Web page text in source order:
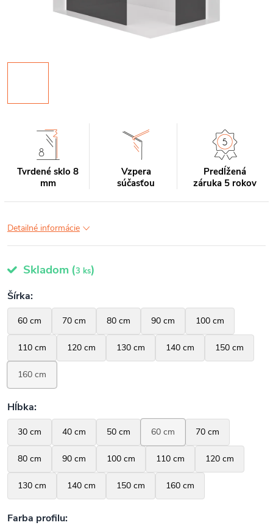
Tvrdené sklo 8
mm
Vzpera
súčasťou
Predĺžená
záruka 5 rokov
Detailné informácie
Skladom (3 ks)